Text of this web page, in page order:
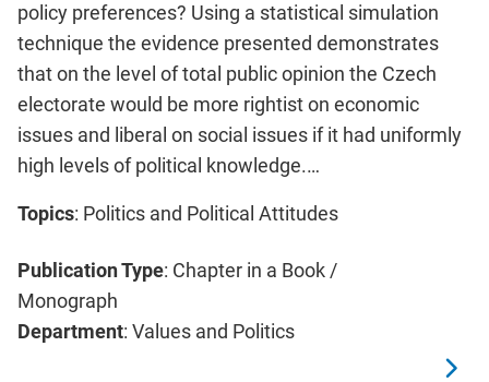
policy preferences? Using a statistical simulation
technique the evidence presented demonstrates
that on the level of total public opinion the Czech
electorate would be more rightist on economic
issues and liberal on social issues if it had uniformly
high levels of political knowledge.…
Topics: Politics and Political Attitudes
Publication Type: Chapter in a Book /
Monograph
Department: Values and Politics